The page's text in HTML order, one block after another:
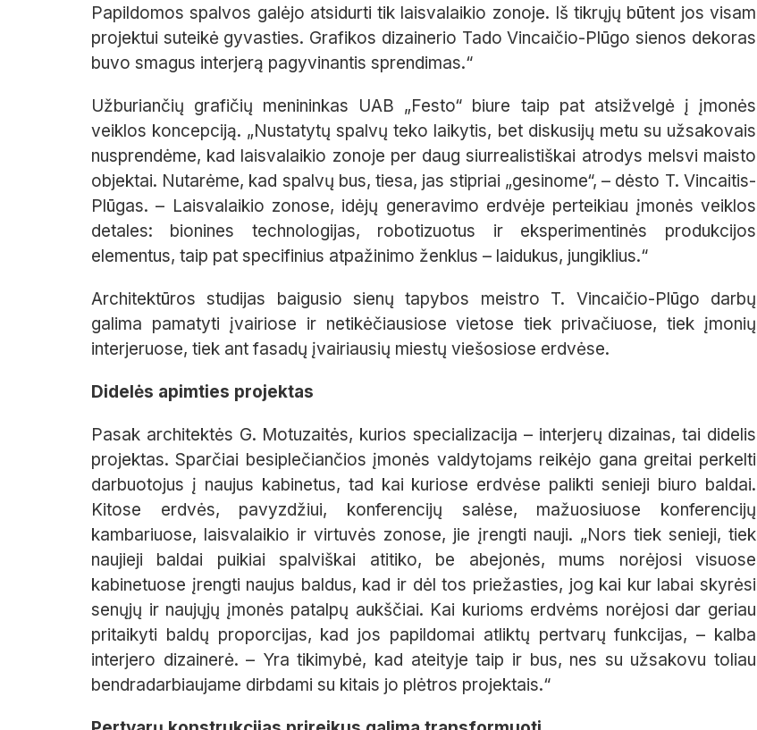
Papildomos spalvos galėjo atsidurti tik laisvalaikio zonoje. Iš tikrųjų būtent jos visam
projektui suteikė gyvasties. Grafikos dizainerio Tado Vincaičio-Plūgo sienos dekoras
buvo smagus interjerą pagyvinantis sprendimas.“
Užburiančių grafičių menininkas UAB „Festo“ biure taip pat atsižvelgė į įmonės
veiklos koncepciją. „Nustatytų spalvų teko laikytis, bet diskusijų metu su užsakovais
nusprendėme, kad laisvalaikio zonoje per daug siurrealistiškai atrodys melsvi maisto
objektai. Nutarėme, kad spalvų bus, tiesa, jas stipriai „gesinome“, – dėsto T. Vincaitis-
Plūgas. – Laisvalaikio zonose, idėjų generavimo erdvėje perteikiau įmonės veiklos
detales: bionines technologijas, robotizuotus ir eksperimentinės produkcijos
elementus, taip pat specifinius atpažinimo ženklus – laidukus, jungiklius.“
Architektūros studijas baigusio sienų tapybos meistro T. Vincaičio-Plūgo darbų
galima pamatyti įvairiose ir netikėčiausiose vietose tiek privačiuose, tiek įmonių
interjeruose, tiek ant fasadų įvairiausių miestų viešosiose erdvėse.
Didelės apimties projektas
Pasak architektės G. Motuzaitės, kurios specializacija – interjerų dizainas, tai didelis
projektas. Sparčiai besiplečiančios įmonės valdytojams reikėjo gana greitai perkelti
darbuotojus į naujus kabinetus, tad kai kuriose erdvėse palikti senieji biuro baldai.
Kitose erdvės, pavyzdžiui, konferencijų salėse, mažuosiuose konferencijų
kambariuose, laisvalaikio ir virtuvės zonose, jie įrengti nauji. „Nors tiek senieji, tiek
naujieji baldai puikiai spalviškai atitiko, be abejonės, mums norėjosi visuose
kabinetuose įrengti naujus baldus, kad ir dėl tos priežasties, jog kai kur labai skyrėsi
senųjų ir naujųjų įmonės patalpų aukščiai. Kai kurioms erdvėms norėjosi dar geriau
pritaikyti baldų proporcijas, kad jos papildomai atliktų pertvarų funkcijas, – kalba
interjero dizainerė. – Yra tikimybė, kad ateityje taip ir bus, nes su užsakovu toliau
bendradarbiaujame dirbdami su kitais jo plėtros projektais.“